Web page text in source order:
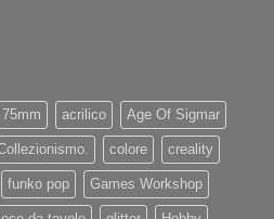
75mm acrilico Age Of Sigmar
colore creality
funko pop Games Workshop